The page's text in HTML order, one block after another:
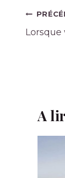
de
Lorsque
A